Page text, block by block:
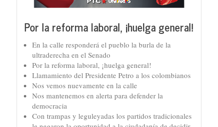
Por la reforma laboral, ¡huelga general!
En la calle responderá el pueblo la burla de la
ultraderecha en el Senado
Por la reforma laboral, ¡huelga general!
Llamamiento del Presidente Petro a los colombianos
Nos vemos nuevamente en la calle
Nos mantenemos en alerta para defender la
democracia
Con trampas y leguleyadas los partidos tradicionales